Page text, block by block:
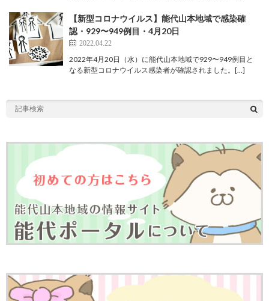
【新型コロナウイルス】能代山本地域で感染確
認・929〜949例目・4月20日
2022.04.22
2022年4月20日（水）に能代山本地域で929〜949例目と
なる新型コロナウイルス感染者が確認されました。[…]